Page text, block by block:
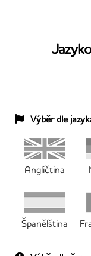
Výběr dle
Angličtina
Španělština